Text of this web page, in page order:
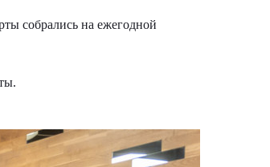
собрались на ежегодной